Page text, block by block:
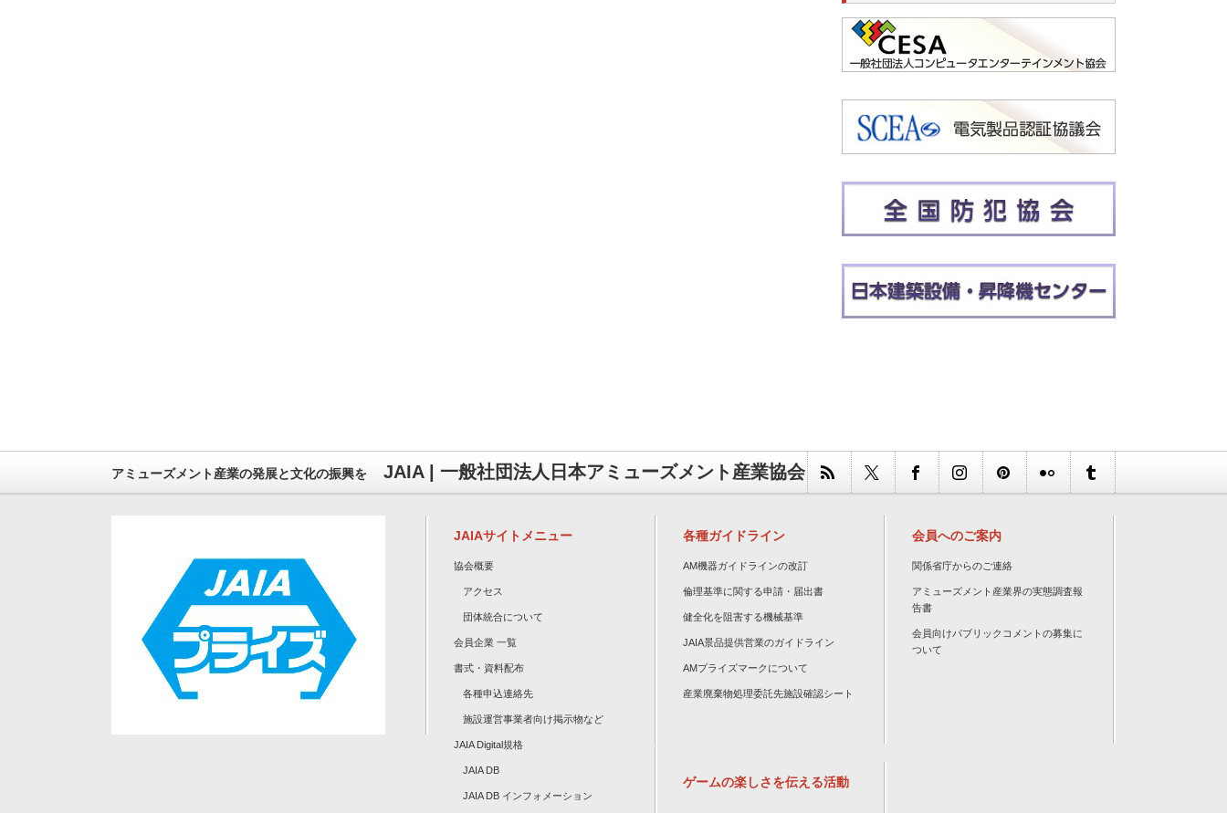
アミューズメント産業の発展と文化の振興を JAIA | 一般社団法人日本アミューズメント産業協会
JAIAサイトメニュー
協会概要
アクセス
団体統合について
会員企業 一覧
書式・資料配布
各種申込連絡先
施設運営事業者向け掲示物など
JAIA Digital規格
JAIA DB
JAIA DB インフォメーション
各種ガイドライン
AM機器ガイドラインの改訂
倫理基準に関する申請・届出書
健全化を阻害する機械基準
JAIA景品提供営業のガイドライン
AMプライズマークについて
産業廃棄物処理委託先施設確認シート
会員へのご案内
関係省庁からのご連絡
アミューズメント産業界の実態調査報
告書
会員向けパブリックコメントの募集に
ついて
ゲームの楽しさを伝える活動